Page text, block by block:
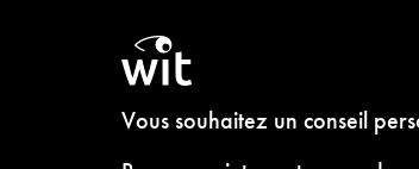
Vous souhaitez un conseil